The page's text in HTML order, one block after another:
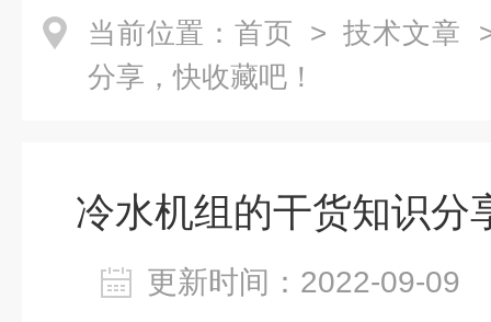
当前位置： 首页 > 技术文章
分享，快收藏吧！
冷水机组的干货知识分
更新时间：2022-09-